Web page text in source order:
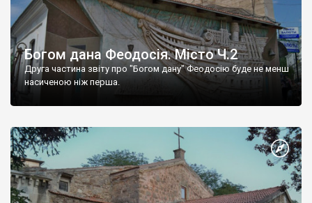
Богом дана Феодосія. Місто Ч.2
Друга частина звіту про "Богом дану" Феодосію буде не менш
насиченою ніж перша.